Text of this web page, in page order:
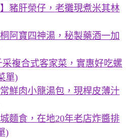
】豬肝榮仔，老攤現煮米其林
桐阿寶四神湯，秘製藥酒一加
采複合式客家菜，實惠好吃螺
單)
常鮮肉小籠湯包，現桿皮薄汁
麵食，在地20年老店炸醬排
)